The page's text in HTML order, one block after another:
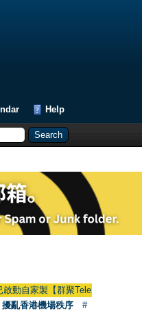
Help
自家製【群聚Telegram群組】
亂香港機場秩序
#